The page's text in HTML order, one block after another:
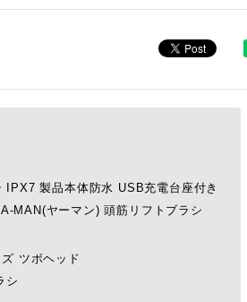
製品本体防水 USB充電台座付き
MAN(ヤーマン) 頭筋リフトブラシ
ツボヘッド
シ